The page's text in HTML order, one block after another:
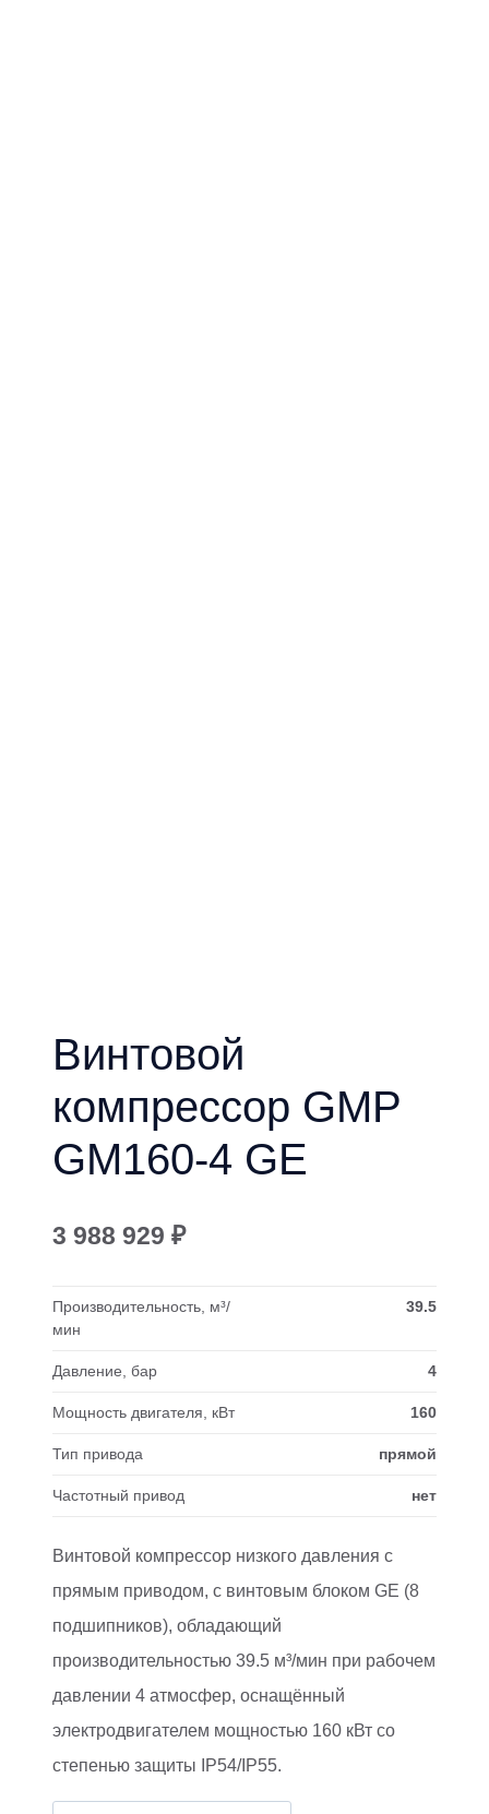
Винтовой
компрессор GMP
GM160-4 GE
3 988 929 ₽
Производительность, м³/
мин
39.5
Давление, бар 4
Мощность двигателя, кВт 160
Тип привода прямой
Частотный привод нет
Винтовой компрессор низкого давления с
прямым приводом, с винтовым блоком GE (8
подшипников), обладающий
производительностью 39.5 м³/мин при рабочем
давлении 4 атмосфер, оснащённый
электродвигателем мощностью 160 кВт со
степенью защиты IP54/IP55.